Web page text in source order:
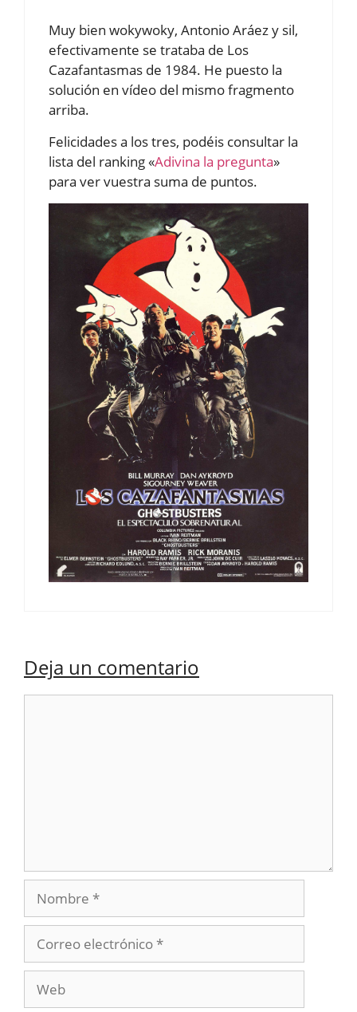
Muy bien wokywoky, Antonio Aráez y sil,
efectivamente se trataba de Los
Cazafantasmas de 1984. He puesto la
solución en vídeo del mismo fragmento
arriba.
Felicidades a los tres, podéis consultar la
lista del ranking «Adivina la pregunta»
para ver vuestra suma de puntos.
Deja un comentario
Nombre
electrónico